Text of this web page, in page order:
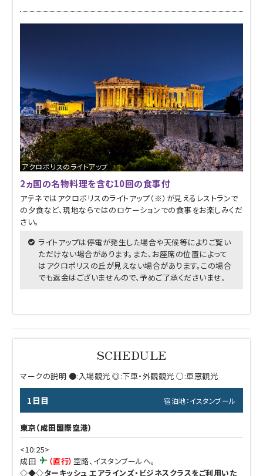
アクロポリスのライトアップ
2ヵ国の名物料理を含む10回の食事付
アテネではアクロポリスのライトアップ（※）が見えるレストランで
の夕食など、現地ならではのロケーションでの食事をお楽しみくだ
さい。
ライトアップは停電が発生した場合や天候等によりご覧い
ただけない場合があります。また、お座席の位置によって
はアクロポリスの丘が見えない場合があります。この場合
でも返金はございませんので、予めご了承くださいませ。
マークの説明 ●:入場観光◎:下車・外観観光 ○:車窓観光
1日目 宿泊地：イスタンブール
東京（成田国際空港）
<10:25>
成田
（直行） 空路、イスタンブールへ。
◇◆◇ターキッシュ エアラインズ・ビジネスクラスをご利用いた